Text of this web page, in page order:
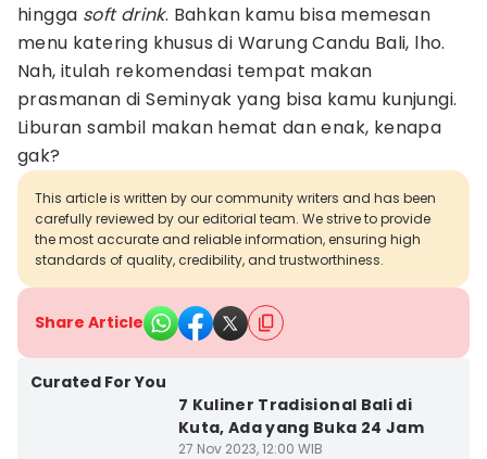
hingga soft drink. Bahkan kamu bisa memesan
menu katering khusus di Warung Candu Bali, lho.
Nah, itulah rekomendasi tempat makan
prasmanan di Seminyak yang bisa kamu kunjungi.
Liburan sambil makan hemat dan enak, kenapa
gak?
This article is written by our community writers and has been
carefully reviewed by our editorial team. We strive to provide
the most accurate and reliable information, ensuring high
standards of quality, credibility, and trustworthiness.
Share Article
Curated For You
7 Kuliner Tradisional Bali di
Kuta, Ada yang Buka 24 Jam
27 Nov 2023, 12:00 WIB